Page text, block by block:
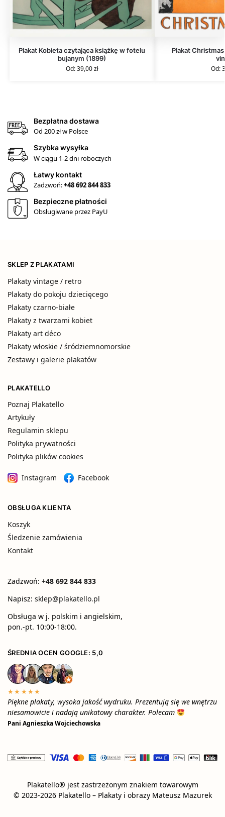
Plakat Kobieta czytająca książkę w fotelu
bujanym (1899)
Od:39,00zł
Plakat
Od:
Bezpłatna dostawa
Od 200 zł w Polsce
Szybka wysyłka
W ciągu 1-2 dni roboczych
Łatwy kontakt
Zadzwoń:+48 692 844 833
Bezpieczne płatności
Obsługiwane przez PayU
SKLEP Z PLAKATAMI
Plakaty vintage / retro
Plakaty do pokoju dziecięcego
Plakaty czarno-białe
Plakaty z twarzami kobiet
Plakaty art déco
Plakaty włoskie / śródziemnomorskie
Zestawy i galerie plakatów
PLAKATELLO
Poznaj Plakatello
Artykuły
Regulamin sklepu
Polityka prywatności
Polityka plików cookies
Instagram Facebook
OBSŁUGA KLIENTA
Koszyk
Śledzenie zamówienia
Kontakt
Zadzwoń: +48 692 844 833
Napisz: sklep@plakatello.pl
Obsługa w j. polskim i angielskim,
pon.-pt. 10:00-18:00.
ŚREDNIA OCEN GOOGLE: 5,0
★★★★★
Piękne plakaty, wysoka jakość wydruku. Prezentują się we wnętrzu
niesamowicie i nadają unikatowy charakter. Polecam
Pani Agnieszka Wojciechowska
Plakatello® jest zastrzeżonym znakiem towarowym
© 2023-2026 Plakatello – Plakaty i obrazy Mateusz Mazurek